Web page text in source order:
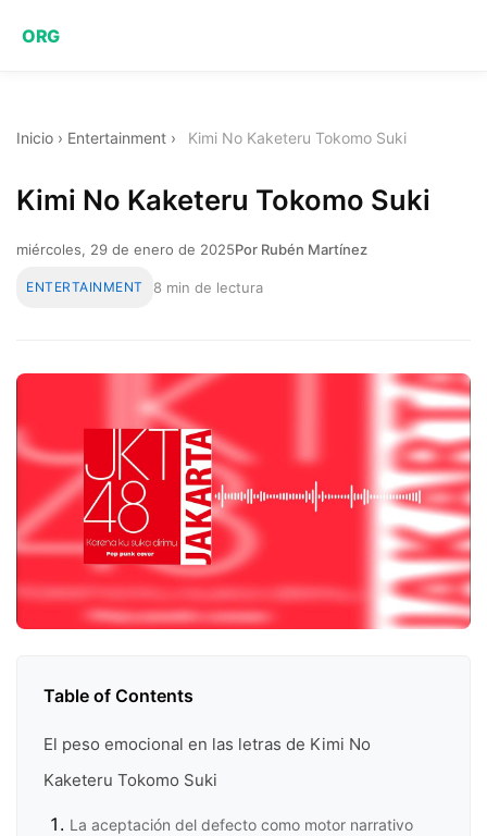
ORG
Inicio › Entertainment › Kimi No Kaketeru Tokomo Suki
Kimi No Kaketeru Tokomo Suki
miércoles, 29 de enero de 2025Por Rubén Martínez
ENTERTAINMENT 8 min de lectura
Table of Contents
El peso emocional en las letras de Kimi No
Kaketeru Tokomo Suki
La aceptación del defecto como motor narrativo